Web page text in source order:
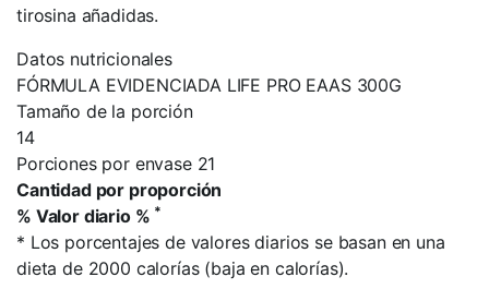
tirosina añadidas.
Datos nutricionales
FÓRMULA EVIDENCIADA LIFE PRO EAAS 300G
Tamaño de la porción
14
Porciones por envase 21
Cantidad por proporción
% Valor diario % *
* Los porcentajes de valores diarios se basan en una
dieta de 2000 calorías (baja en calorías).